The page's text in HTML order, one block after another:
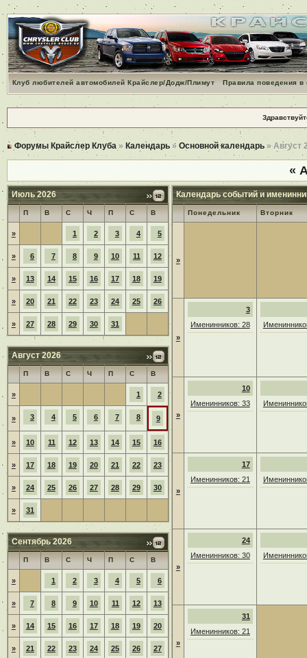
Клуб любителей автомобилей Крайслер/Додж/Плимут Правила поведения
Форумы Крайслер Клуба » Календарь» Основной календарь» Август
«
Июль 2026
П В С Ч П С В
» 1 2 3 4 5
» 6 7 8 9 10 11 12
» 13 14 15 16 17 18 19
» 20 21 22 23 24 25 26
» 27 28 29 30 31
Август 2026
П В С Ч П С В
» 1 2
» 3 4 5 6 7 8 9
» 10 11 12 13 14 15 16
» 17 18 19 20 21 22 23
» 24 25 26 27 28 29 30
» 31
Сентябрь 2026
П В С Ч П С В
» 1 2 3 4 5 6
» 7 8 9 10 11 12 13
» 14 15 16 17 18 19 20
» 21 22 23 24 25 26 27
Календарь событий и
Понедельник Вторник
»
»
3
Именинников: 28
»
10
Именинников: 33
»
17
Именинников: 21
»
24
Именинников: 30
»
31
Именинников: 21